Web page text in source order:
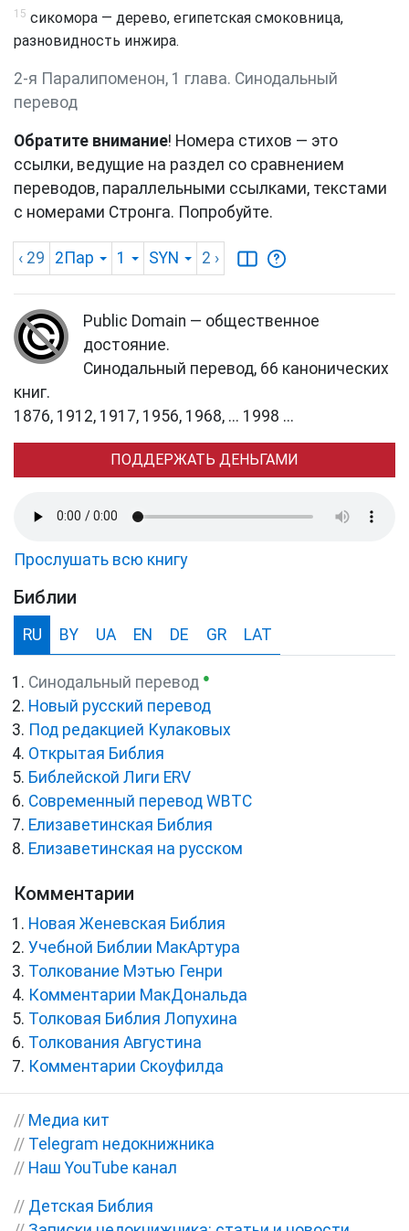
15 сикомора — дерево, египетская смоковница,
разновидность инжира.
2-я Паралипоменон, 1 глава. Синодальный
перевод
Обратите внимание! Номера стихов — это
ссылки, ведущие на раздел со сравнением
переводов, параллельными ссылками, текстами
с номерами Стронга. Попробуйте.
‹ 29 2Пар 1 SYN 2 ›
Public Domain — общественное
достояние.
Синодальный перевод, 66 канонических
книг.
1876, 1912, 1917, 1956, 1968, ... 1998 ...
ПОДДЕРЖАТЬ ДЕНЬГАМИ
Прослушать всю книгу
Библии
RU BY UA EN DE GR LAT
Синодальный перевод ●
Новый русский перевод
Под редакцией Кулаковых
Открытая Библия
Библейской Лиги ERV
Cовременный перевод WBTC
Елизаветинская Библия
Елизаветинская на русском
Комментарии
Новая Женевская Библия
Учебной Библии МакАртура
Толкование Мэтью Генри
Комментарии МакДональда
Толковая Библия Лопухина
Толкования Августина
Комментарии Скоуфилда
// Медиа кит
// Telegram недокнижника
// Наш YouTube канал
// Детская Библия